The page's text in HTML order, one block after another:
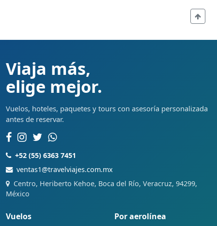
Viaja más,
elige mejor.
Vuelos, hoteles, paquetes y tours con asesoría personalizada
antes de reservar.
+52 (55) 6363 7451
ventas1@travelviajes.com.mx
Centro, Heriberto Kehoe, Boca del Río, Veracruz, 94299,
México
Vuelos Por aerolínea